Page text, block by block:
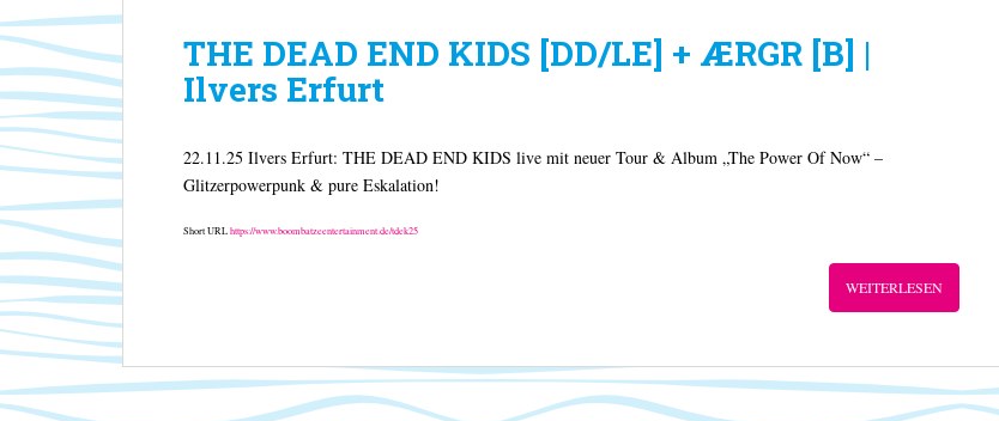
THE DEAD END KIDS [DD/LE] + ÆRGR [B] |
Ilvers Erfurt
22.11.25 Ilvers Erfurt: THE DEAD END KIDS live mit neuer Tour & Album „The Power Of Now“ –
Glitzerpowerpunk & pure Eskalation!
Short URLhttps://www.boombatzeentertainment.de/tdek25
WEITERLESEN